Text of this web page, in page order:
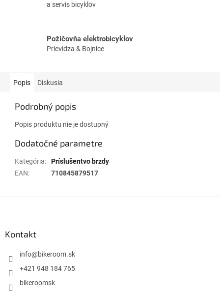
a servis bicyklov
Požičovňa elektrobicyklov
Prievidza & Bojnice
Popis Diskusia
Podrobný popis
Popis produktu nie je dostupný
Dodatočné parametre
Kategória:
Príslušentvo brzdy
EAN: 710845879517
Kontakt
info@bikeroom.sk
+421 948 184 765
bikeroomsk